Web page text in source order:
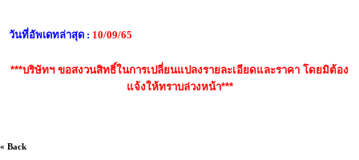
วันที่อัพเดทล่าสุด : 10/09/65
***บริษัทฯ ขอสงวนสิทธิ์ในการเปลี่ยนแปลงรายละเอียดและราคา โดยมิต้อง
แจ้งให้ทราบล่วงหน้า***
« Back